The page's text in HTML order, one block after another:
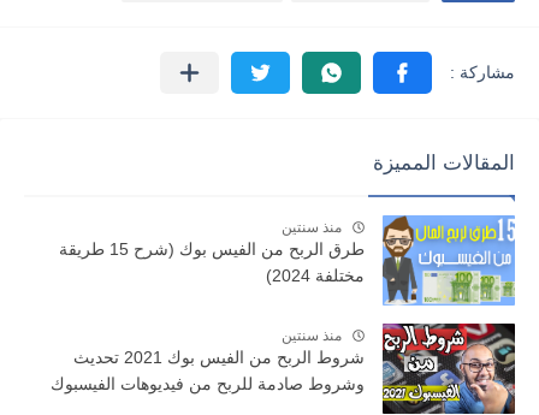
المقالات المميزة
منذ سنتين
طرق الربح من الفيس بوك (شرح 15 طريقة
مختلفة 2024)
منذ سنتين
شروط الربح من الفيس بوك 2021 تحديث
وشروط صادمة للربح من فيديوهات الفيسبوك